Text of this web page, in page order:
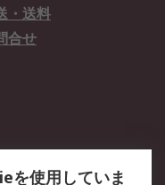
・送料
合せ
を使用していま